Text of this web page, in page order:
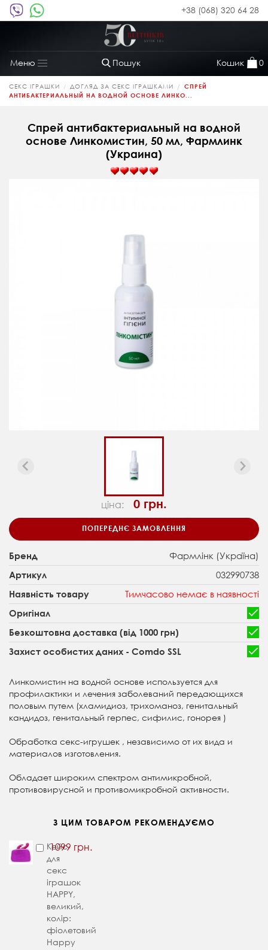
+38 (068) 320 64 28
Пошук Кошик 0
Меню
Toggle
navigation
СЕКС ІГРАШКИ ДОГЛЯД ЗА СЕКС ІГРАШКАМИ
СПРЕЙ
АНТИБАКТЕРИАЛЬНЫЙ НА ВОДНОЙ ОСНОВЕ ЛИНКО...
Спрей антибактериальный на водной
основе Линкомистин, 50 мл, Фармлинк
(Украина)
ціна: 0 грн.
ПОПЕРЕДНЄ ЗАМОВЛЕННЯ
Бренд Фармлінк (Україна)
Артикул 032990738
Наявність товару Тимчасово немає в наявності
Оригінал
Безкоштовна доставка (від 1000 грн)
Захист особистих даних - Comdo SSL
Линкомистин на водной основе используется для
профилактики и лечения заболеваний передающихся
половым путем (хламидиоз, трихоманоз, генитальный
кандидоз, генитальный герпес, сифилис, гонорея )
Обработка секс-игрушек , независимо от их вида и
материалов изготовления.
Обладает широким спектром антимикробной,
противовирусной и противомикробной активности.
З ЦИМ ТОВАРОМ РЕКОМЕНДУЄМО
Кейс
для
секс
іграшок
HAPPY,
великий,
колір:
фіолетовий
Happy
1099 грн.